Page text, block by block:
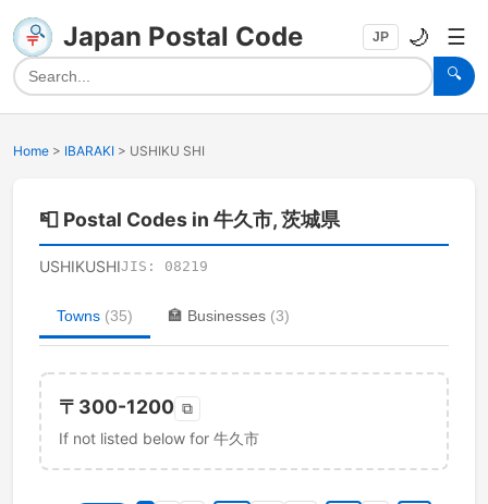
Japan Postal Code
🔍
JP 🌙 ☰
Home > IBARAKI > USHIKU SHI
📮 Postal Codes in 牛久市, 茨城県
USHIKUSHIJIS: 08219
Towns (35) 🏣 Businesses (3)
〒 300-1200 ⧉
If not listed below for 牛久市